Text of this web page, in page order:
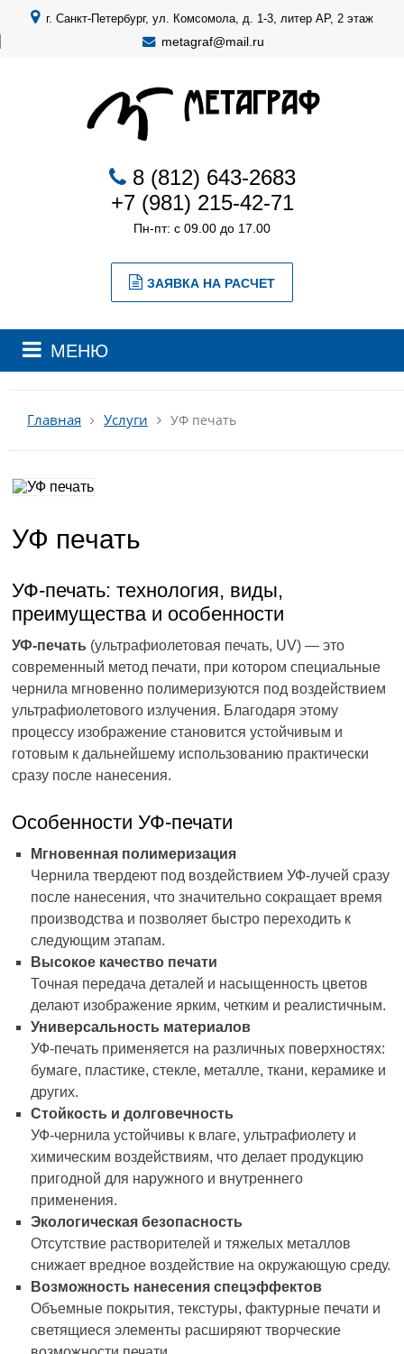
г. Санкт-Петербург, ул. Комсомола, д. 1-3, литер АР, 2 этаж
metagraf@mail.ru
8 (812) 643-2683
+7 (981) 215-42-71
Пн-пт: с 09.00 до 17.00
ЗАЯВКА НА РАСЧЕТ
МЕНЮ
Главная Услуги УФ печать
УФ печать
УФ-печать: технология, виды,
преимущества и особенности
УФ-печать (ультрафиолетовая печать, UV) — это
современный метод печати, при котором специальные
чернила мгновенно полимеризуются под воздействием
ультрафиолетового излучения. Благодаря этому
процессу изображение становится устойчивым и
готовым к дальнейшему использованию практически
сразу после нанесения.
Особенности УФ-печати
Мгновенная полимеризация
Чернила твердеют под воздействием УФ-лучей сразу
после нанесения, что значительно сокращает время
производства и позволяет быстро переходить к
следующим этапам.
Высокое качество печати
Точная передача деталей и насыщенность цветов
делают изображение ярким, четким и реалистичным.
Универсальность материалов
УФ-печать применяется на различных поверхностях:
бумаге, пластике, стекле, металле, ткани, керамике и
других.
Стойкость и долговечность
УФ-чернила устойчивы к влаге, ультрафиолету и
химическим воздействиям, что делает продукцию
пригодной для наружного и внутреннего
применения.
Экологическая безопасность
Отсутствие растворителей и тяжелых металлов
снижает вредное воздействие на окружающую среду.
Возможность нанесения спецэффектов
Объемные покрытия, текстуры, фактурные печати и
светящиеся элементы расширяют творческие